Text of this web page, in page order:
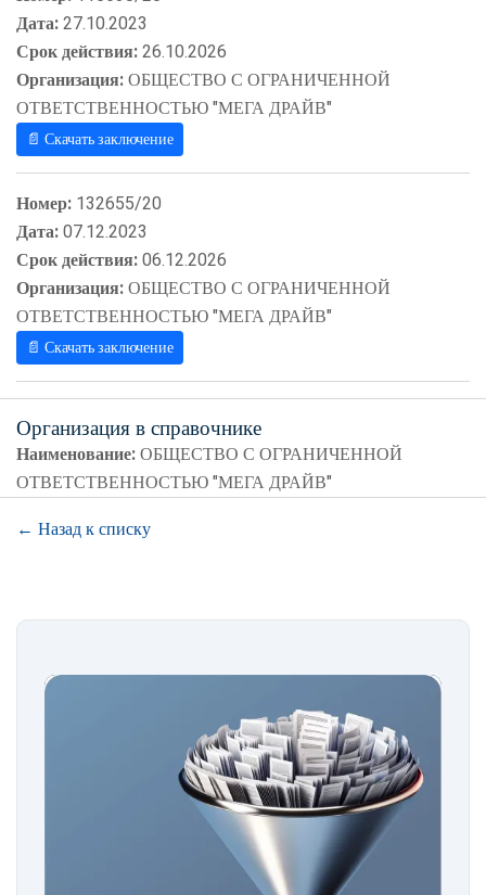
Дата:27.10.2023
Срок действия:26.10.2026
Организация:ОБЩЕСТВО С ОГРАНИЧЕННОЙ
ОТВЕТСТВЕННОСТЬЮ "МЕГА ДРАЙВ"
📄 Скачать заключение
Номер: 132655/20
Дата:07.12.2023
Срок действия:06.12.2026
Организация:ОБЩЕСТВО С ОГРАНИЧЕННОЙ
ОТВЕТСТВЕННОСТЬЮ "МЕГА ДРАЙВ"
📄 Скачать заключение
Организация в справочнике
Наименование:ОБЩЕСТВО С ОГРАНИЧЕННОЙ
ОТВЕТСТВЕННОСТЬЮ "МЕГА ДРАЙВ"
← Назад к списку